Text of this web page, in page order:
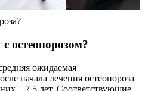
остеопорозом?
ожидаемая
начала лечения остеопороза
– 7,5 лет. Соответствующие